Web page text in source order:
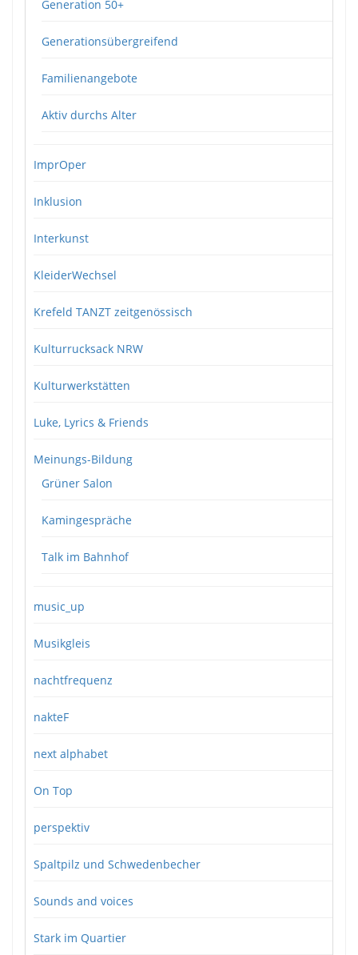
Generation 50+
Generationsübergreifend
Familienangebote
Aktiv durchs Alter
ImprOper
Inklusion
Interkunst
KleiderWechsel
Krefeld TANZT zeitgenössisch
Kulturrucksack NRW
Kulturwerkstätten
Luke, Lyrics & Friends
Meinungs-Bildung
Grüner Salon
Kamingespräche
Talk im Bahnhof
music_up
Musikgleis
nachtfrequenz
nakteF
next alphabet
On Top
perspektiv
Spaltpilz und Schwedenbecher
Sounds and voices
Stark im Quartier